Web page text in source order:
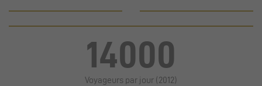
14000
Voyageurs par jour (2012)